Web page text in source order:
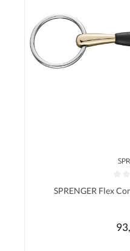
Durchschnittliche
SPRENGER Flex